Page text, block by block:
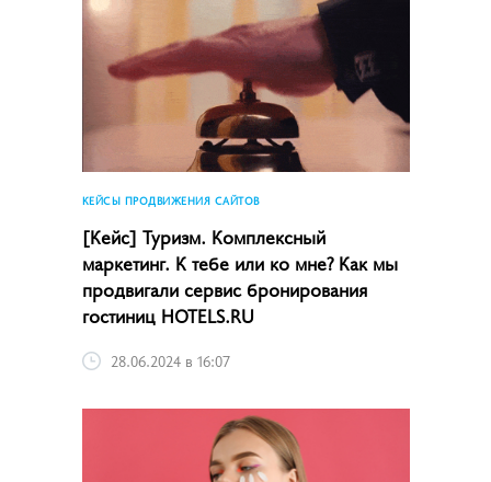
КЕЙСЫ ПРОДВИЖЕНИЯ САЙТОВ
[Кейс] Туризм. Комплексный
маркетинг. К тебе или ко мне? Как мы
продвигали сервис бронирования
гостиниц HOTELS.RU
28.06.2024 в 16:07